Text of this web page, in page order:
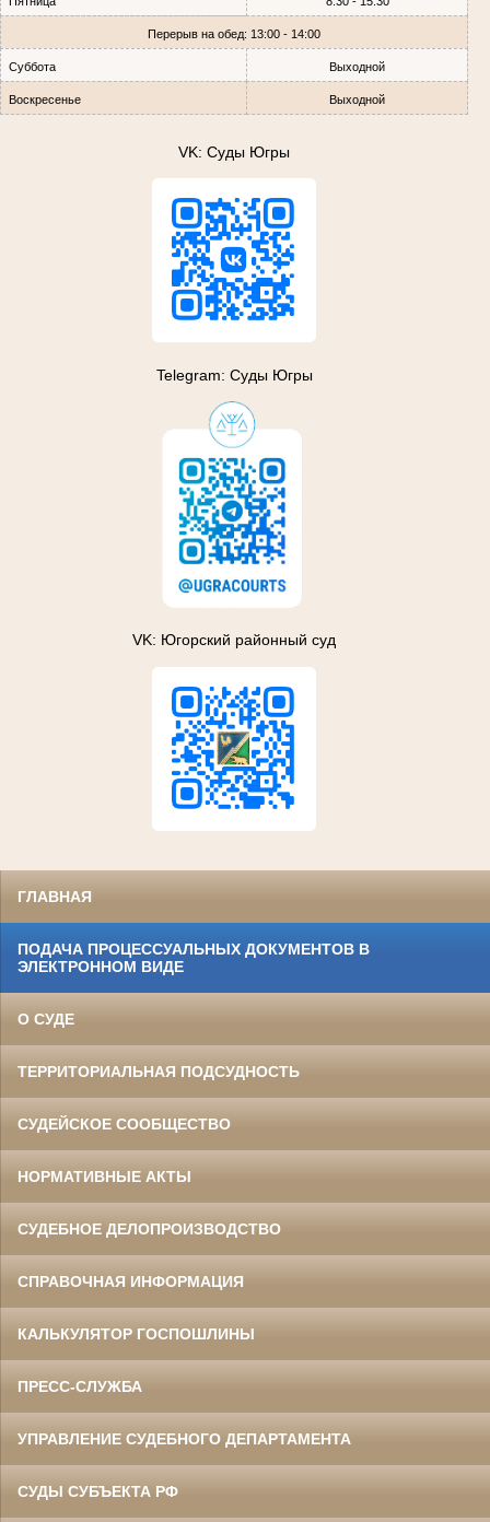
Перерыв на обед: 13:00 - 14:00
Суббота Выходной
Воскресенье Выходной
VK: Суды Югры
Telegram: Суды Югры
VK: Югорский районный суд
ГЛАВНАЯ
ПОДАЧА ПРОЦЕССУАЛЬНЫХ ДОКУМЕНТОВ В
ЭЛЕКТРОННОМ ВИДЕ
О СУДЕ
ТЕРРИТОРИАЛЬНАЯ ПОДСУДНОСТЬ
СУДЕЙСКОЕ СООБЩЕСТВО
НОРМАТИВНЫЕ АКТЫ
СУДЕБНОЕ ДЕЛОПРОИЗВОДСТВО
СПРАВОЧНАЯ ИНФОРМАЦИЯ
КАЛЬКУЛЯТОР ГОСПОШЛИНЫ
ПРЕСС-СЛУЖБА
УПРАВЛЕНИЕ СУДЕБНОГО ДЕПАРТАМЕНТА
СУДЫ СУБЪЕКТА РФ